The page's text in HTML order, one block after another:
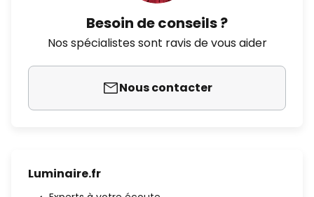
Besoin de conseils ?
Nos spécialistes sont ravis de vous aider
Nous contacter
Luminaire.fr